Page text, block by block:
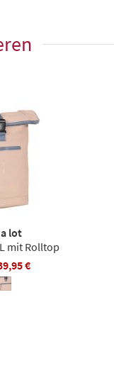
lot
mit Rolltop
€